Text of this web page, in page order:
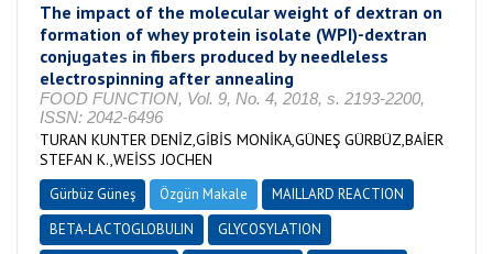
The impact of the molecular weight of dextran on
formation of whey protein isolate (WPI)-dextran
conjugates in fibers produced by needleless
electrospinning after annealing
FOOD FUNCTION, Vol. 9, No. 4, 2018, s. 2193-2200,
ISSN: 2042-6496
TURAN KUNTER DENİZ,GİBİS MONİKA,GÜNEŞ GÜRBÜZ,BAİER
STEFAN K.,WEİSS JOCHEN
Gürbüz Güneş Özgün Makale
MAILLARD REACTION
BETA-LACTOGLOBULIN
GLYCOSYLATION